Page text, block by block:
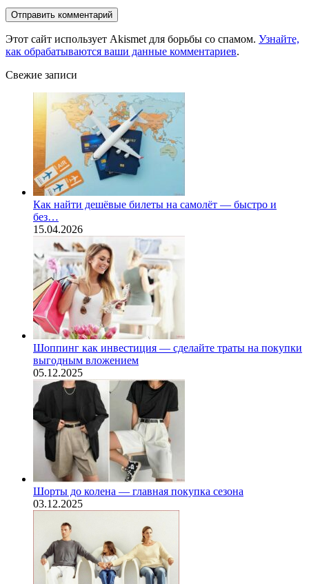
Этот сайт использует Akismet для борьбы со спамом. Узнайте,
как обрабатываются ваши данные комментариев.
Свежие записи
Как найти дешёвые билеты на самолёт — быстро и
без…
15.04.2026
Шоппинг как инвестиция — сделайте траты на покупки
выгодным вложением
05.12.2025
Шорты до колена — главная покупка сезона
03.12.2025